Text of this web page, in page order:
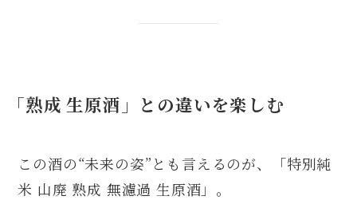
「熟成 生原酒」との違いを楽しむ
この酒の“未来の姿”とも言えるのが、「特別純
米 山廃 熟成 無濾過 生原酒」。